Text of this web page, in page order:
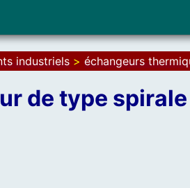
industriels > échangeurs
de type spirale